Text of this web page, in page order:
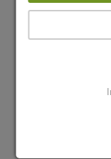
Hautschalen
Statements